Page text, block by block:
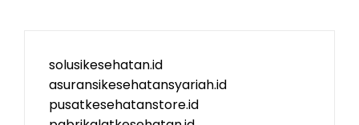
solusikesehatan.id
asuransikesehatansyariah.id
pusatkesehatanstore.id